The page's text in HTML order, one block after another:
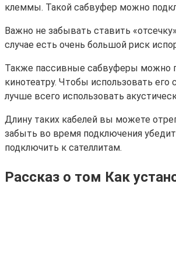
клеммы. Такой сабвуфер можно
Важно не забывать ставить
случае есть очень большой риск
Также пассивные сабвуферы можно
кинотеатру. Чтобы использовать
лучше всего использовать
Длину таких кабелей вы можете
забыть во время подключения
подключить к сателлитам.
Рассказ о том Как